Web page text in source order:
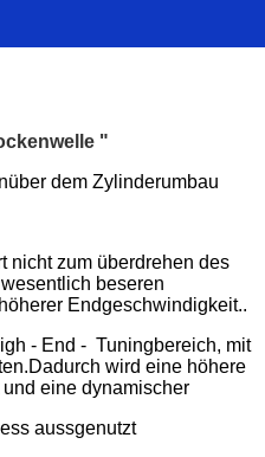
"
dem Zylinderumbau
nicht zum überdrehen des
beseren
Endgeschwindigkeit..
- End - Tuningbereich, mit
wird eine höhere
eine dynamischer
aussgenutzt